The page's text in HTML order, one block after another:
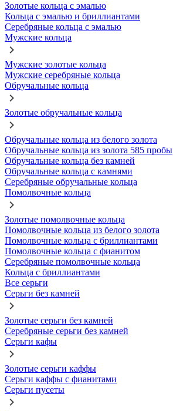
Золотые кольца с эмалью
Кольца с эмалью и бриллиантами
Серебряные кольца с эмалью
Мужские кольца
Мужские золотые кольца
Мужские серебряные кольца
Обручальные кольца
Золотые обручальные кольца
Обручальные кольца из белого золота
Обручальные кольца из золота 585 пробы
Обручальные кольца без камней
Обручальные кольца с камнями
Серебряные обручальные кольца
Помолвочные кольца
Золотые помолвочные кольца
Помолвочные кольца из белого золота
Помолвочные кольца с бриллиантами
Помолвочные кольца с фианитом
Серебряные помолвочные кольца
Кольца с бриллиантами
Все серьги
Серьги без камней
Золотые серьги без камней
Серебряные серьги без камней
Серьги кафы
Золотые серьги каффы
Серьги каффы с фианитами
Серьги пусеты